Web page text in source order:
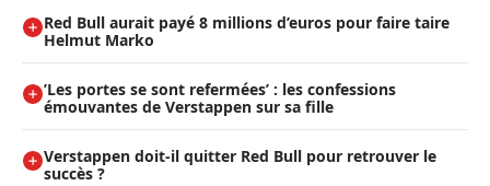
Red Bull aurait payé 8 millions d’euros pour faire taire
Helmut Marko
’Les portes se sont refermées’ : les confessions
émouvantes de Verstappen sur sa fille
Verstappen doit-il quitter Red Bull pour retrouver le
succès ?